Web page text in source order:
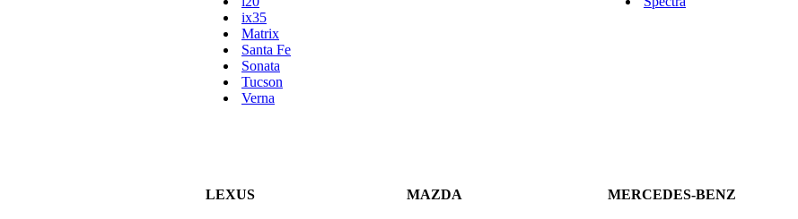
ix35
Matrix
Santa Fe
Sonata
Tucson
Verna
LEXUS MAZDA MERCEDES-BENZ